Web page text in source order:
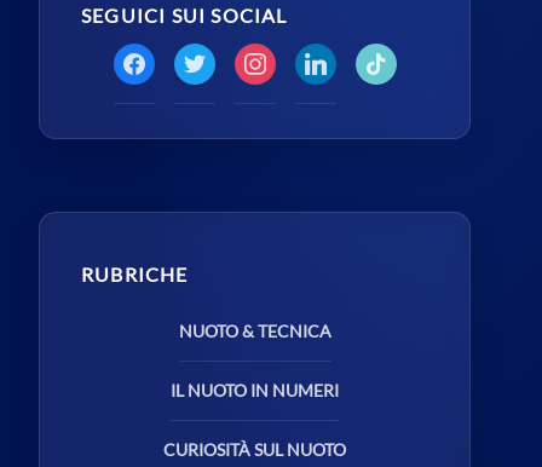
SEGUICI SUI SOCIAL
RUBRICHE
NUOTO & TECNICA
IL NUOTO IN NUMERI
CURIOSITÀ SUL NUOTO